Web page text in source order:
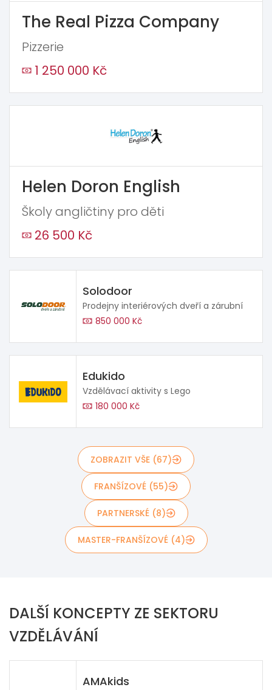
The Real Pizza Company
Pizzerie
1 250 000 Kč
Helen Doron English
Školy angličtiny pro děti
26 500 Kč
Solodoor
Prodejny interiérových dveří a zárubní
850 000 Kč
Edukido
Vzdělávací aktivity s Lego
180 000 Kč
ZOBRAZIT VŠE (67)
FRANŠÍZOVÉ (55)
PARTNERSKÉ (8)
MASTER-FRANŠÍZOVÉ (4)
DALŠÍ KONCEPTY ZE SEKTORU
VZDĚLÁVÁNÍ
AMAkids